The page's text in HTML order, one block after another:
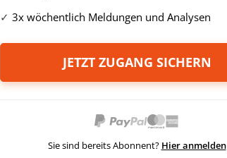
3x wöchentlich Meldungen und Analysen
JETZT ZUGANG SICHERN
Sie sind bereits Abonnent? Hier anmelden